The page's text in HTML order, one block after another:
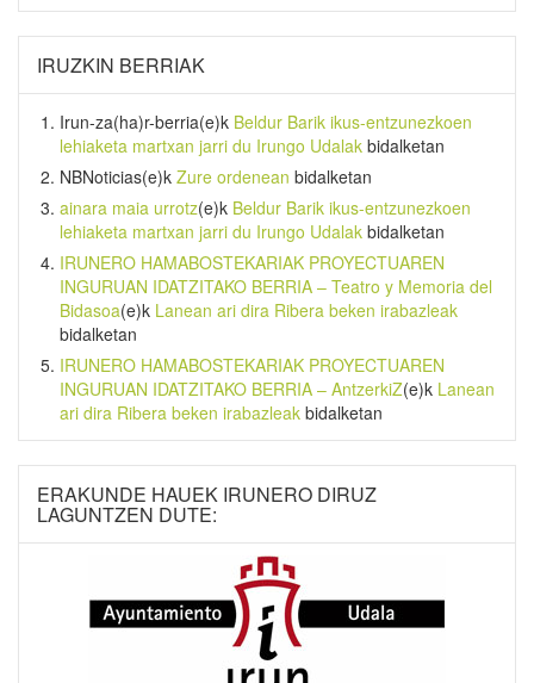
IRUZKIN BERRIAK
Irun-za(ha)r-berria(e)k Beldur Barik ikus-entzunezkoen
lehiaketa martxan jarri du Irungo Udalak bidalketan
NBNoticias(e)k Zure ordenean bidalketan
ainara maia urrotz(e)k Beldur Barik ikus-entzunezkoen
lehiaketa martxan jarri du Irungo Udalak bidalketan
IRUNERO HAMABOSTEKARIAK PROYECTUAREN
INGURUAN IDATZITAKO BERRIA – Teatro y Memoria del
Bidasoa(e)k Lanean ari dira Ribera beken irabazleak
bidalketan
IRUNERO HAMABOSTEKARIAK PROYECTUAREN
INGURUAN IDATZITAKO BERRIA – AntzerkiZ(e)k Lanean
ari dira Ribera beken irabazleak bidalketan
ERAKUNDE HAUEK IRUNERO DIRUZ
LAGUNTZEN DUTE: